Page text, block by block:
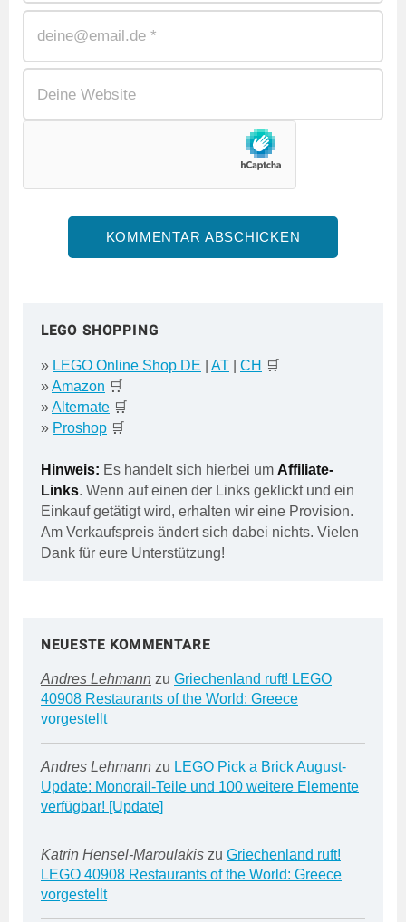
LEGO SHOPPING
» LEGO Online Shop DE AT CH 🛒
»Amazon 🛒
»Alternate 🛒
» Proshop 🛒
Hinweis: Es handelt sich hierbei um Affiliate-
Links. Wenn auf einen der Links geklickt und ein
Einkauf getätigt wird, erhalten wir eine Provision.
Am Verkaufspreis ändert sich dabei nichts. Vielen
Dank für eure Unterstützung!
NEUESTE KOMMENTARE
Andres Lehmann zu Griechenland ruft! LEGO
40908 Restaurants of the World: Greece
vorgestellt
Andres Lehmann zu LEGO Pick a Brick August-
Update: Monorail-Teile und 100 weitere Elemente
verfügbar! [Update]
Katrin Hensel-Maroulakis zu Griechenland ruft!
LEGO 40908 Restaurants of the World: Greece
vorgestellt